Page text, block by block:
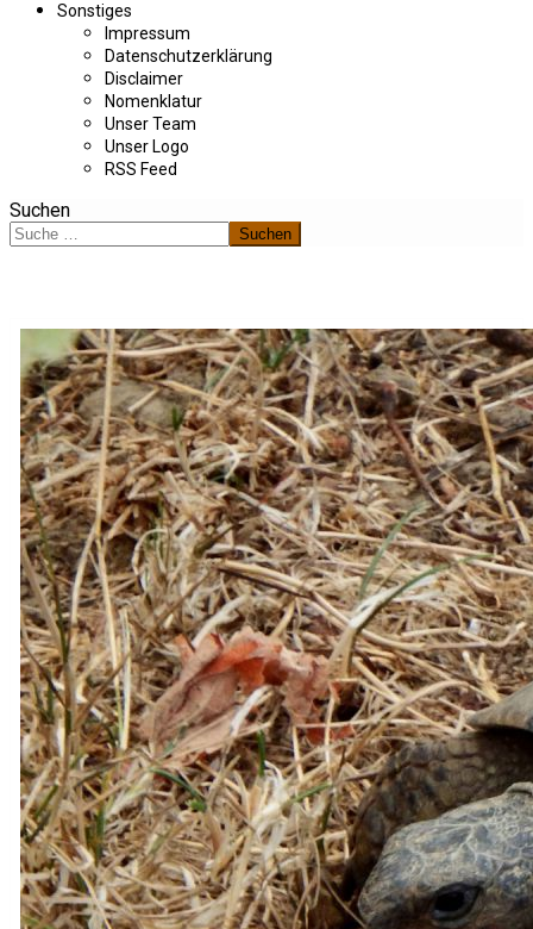
Sonstiges
Impressum
Datenschutzerklärung
Disclaimer
Nomenklatur
Unser Team
Unser Logo
RSS Feed
Suchen
Suchen